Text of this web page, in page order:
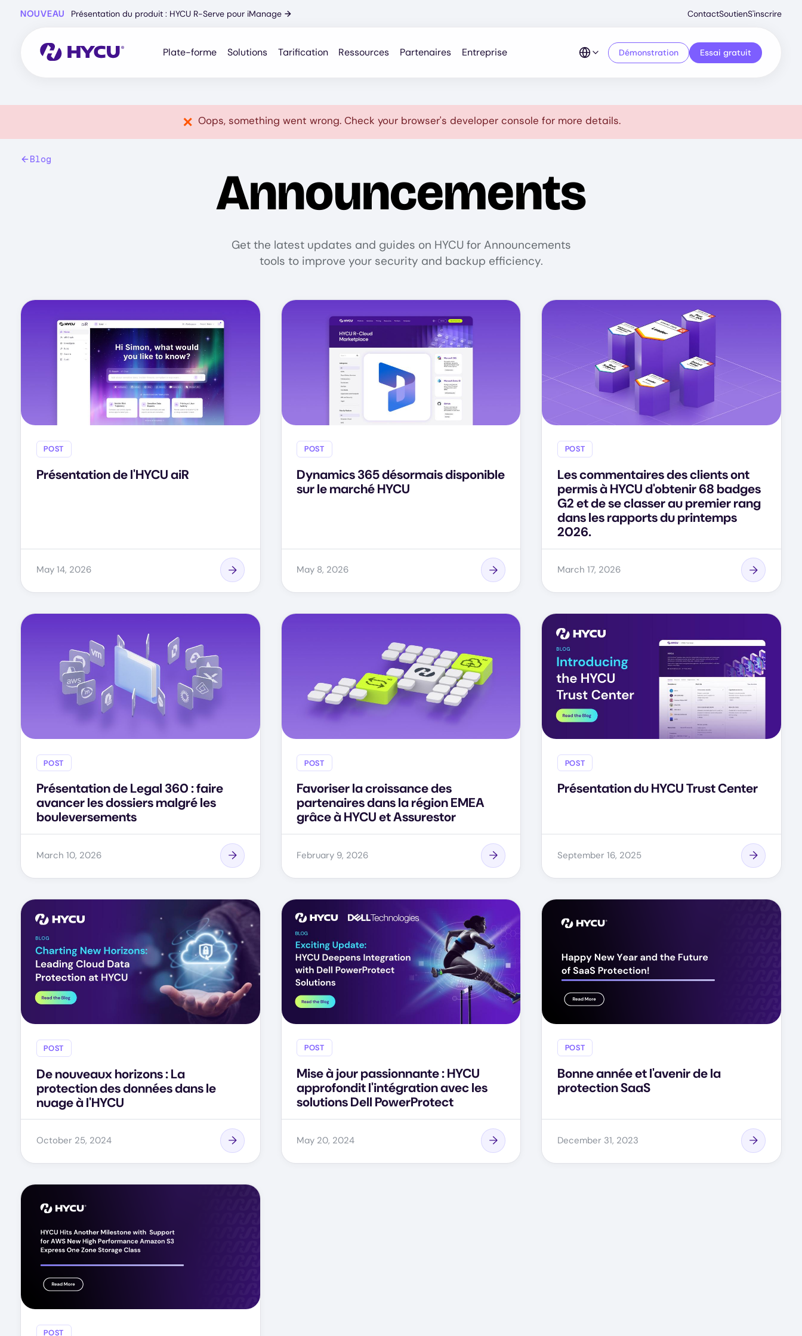
NOUVEAU Présentation du produit : HYCU R-Serve pour iManage →
Menu
ContactSoutienS'inscrire
Plate-forme Solutions Tarification Ressources Partenaires Entreprise Démonstration Essai gratuit
Oops, something went wrong. Check your browser's developer console for more details.
Blog
Announcements
Get the latest updates and guides on HYCU for Announcements
tools to improve your security and backup efficiency.
POST
Présentation de l'HYCU aiR
May 14, 2026
POST
Dynamics 365 désormais disponible
sur le marché HYCU
May 8, 2026
POST
Les commentaires des clients ont
permis à HYCU d'obtenir 68 badges
G2 et de se classer au premier rang
dans les rapports du printemps
2026.
March 17, 2026
POST
Présentation de Legal 360 : faire
avancer les dossiers malgré les
bouleversements
March 10, 2026
POST
Favoriser la croissance des
partenaires dans la région EMEA
grâce à HYCU et Assurestor
February 9, 2026
POST
Présentation du HYCU Trust Center
September 16, 2025
POST
De nouveaux horizons : La
protection des données dans le
nuage à l'HYCU
October 25, 2024
POST
Mise à jour passionnante : HYCU
approfondit l'intégration avec les
solutions Dell PowerProtect
May 20, 2024
POST
Bonne année et l'avenir de la
protection SaaS
December 31, 2023
POST